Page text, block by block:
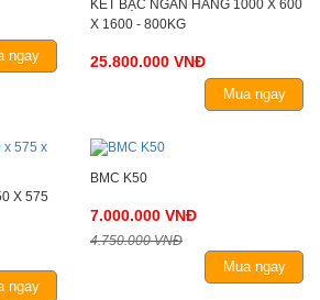
ngay
KÉT BẠC NGÂN HÀNG 1000 X 600
X 1600 - 800KG
25.800.000 VNĐ
Mua ngay
X 575
ngay
BMC K50
7.000.000 VNĐ
4.750.000 VNĐ
Mua ngay